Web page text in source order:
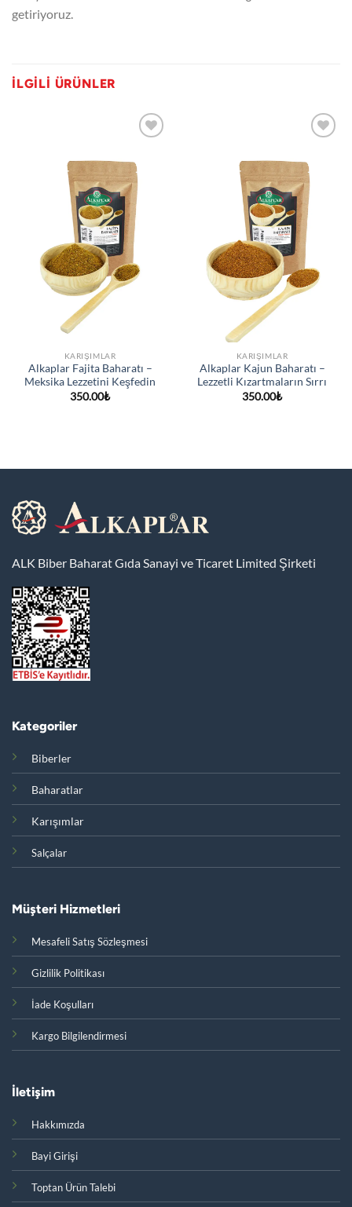
getiriyoruz.
İLGILI ÜRÜNLER
KARIŞIMLAR
Alkaplar Fajita Baharatı –
Meksika Lezzetini Keşfedin
350.00₺
KARIŞIMLAR
Alkaplar Kajun Baharatı –
Lezzetli Kızartmaların Sırrı
350.00₺
ALK Biber Baharat Gıda Sanayi ve Ticaret Limited Şirketi
Kategoriler
Biberler
Baharatlar
Karışımlar
Salçalar
Müşteri Hizmetleri
Mesafeli Satış Sözleşmesi
Gizlilik Politikası
İade Koşulları
Kargo Bilgilendirmesi
İletişim
Hakkımızda
Bayi Girişi
Toptan Ürün Talebi